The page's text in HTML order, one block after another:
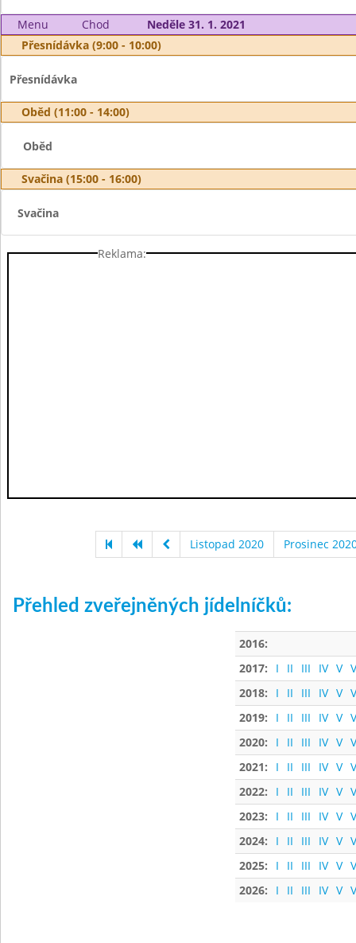
Menu Chod
Neděle 31. 1. 2021
Přesnídávka (9:00 - 10:00)
Přesnídávka
Oběd (11:00 - 14:00)
Oběd
Svačina (15:00 - 16:00)
Svačina
Reklama:
Listopad 2020 Prosinec
Přehled zveřejněných jídelníčků:
2016:
2017:
I II III IV V
2018:
I II III IV V
2019:
I II III IV V
2020:
I II III IV V
2021:
I II III IV V
2022:
I II III IV V
2023:
I II III IV V
2024:
I II III IV V
2025:
I II III IV V
2026:
I II III IV V